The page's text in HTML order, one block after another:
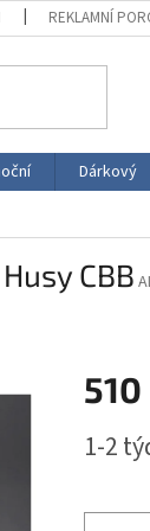
REKLAMNÍ
Dárkový
CBB
510
cena:
1-2